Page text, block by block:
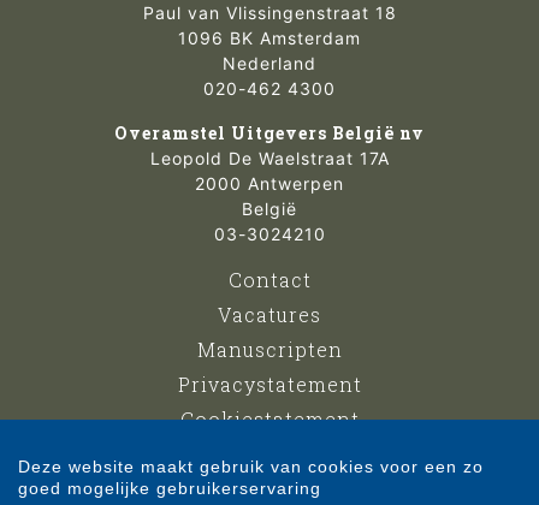
Paul van Vlissingenstraat 18
1096 BK Amsterdam
Nederland
020-462 4300
Overamstel Uitgevers België nv
Leopold De Waelstraat 17A
2000 Antwerpen
België
03-3024210
Contact
Vacatures
Manuscripten
Privacystatement
Cookiestatement
Deze website maakt gebruik van cookies voor een zo
goed mogelijke gebruikerservaring